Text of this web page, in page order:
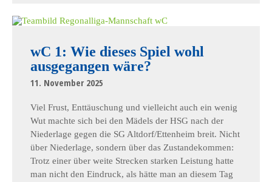
wC 1: Wie dieses Spiel wohl
ausgegangen wäre?
11. November 2025
Viel Frust, Enttäuschung und vielleicht auch ein wenig
Wut machte sich bei den Mädels der HSG nach der
Niederlage gegen die SG Altdorf/Ettenheim breit. Nicht
über Niederlage, sondern über das Zustandekommen:
Trotz einer über weite Strecken starken Leistung hatte
man nicht den Eindruck, als hätte man an diesem Tag